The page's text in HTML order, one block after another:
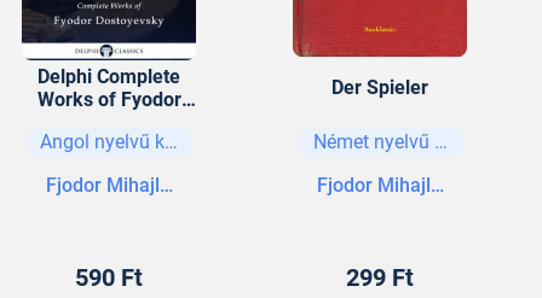
Delphi Complete
Works of Fyodor
(Illustrated)
Angol nyelvű könyvek
Fjodor Mihajlovics Dosztojevszkij
590 Ft
Der Spieler
Német nyelvű könyvek
Fjodor Mihajlovics
299 Ft